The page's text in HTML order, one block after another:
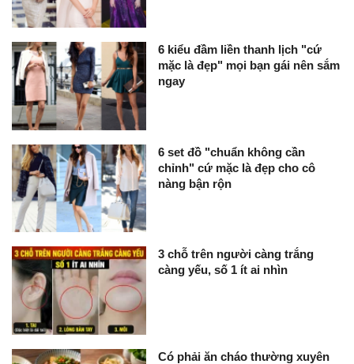
6 kiểu đầm liền thanh lịch "cứ
mặc là đẹp" mọi bạn gái nên sắm
ngay
6 set đồ "chuẩn không cần
chỉnh" cứ mặc là đẹp cho cô
nàng bận rộn
3 chỗ trên người càng trắng
càng yếu, số 1 ít ai nhìn
Có phải ăn cháo thường xuyên